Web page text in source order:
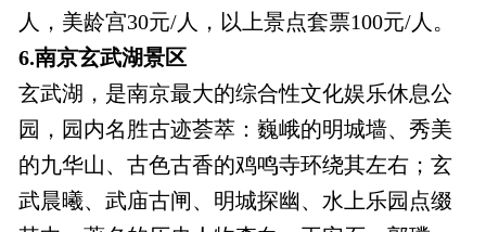
人，美龄宫30元/人，以上景点套票100元/人。
6.南京玄武湖景区
玄武湖，是南京最大的综合性文化娱乐休息公
园，园内名胜古迹荟萃：巍峨的明城墙、秀美
的九华山、古色古香的鸡鸣寺环绕其左右；玄
武晨曦、武庙古闸、明城探幽、水上乐园点缀